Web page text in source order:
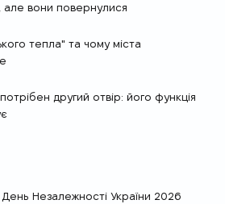
вони повернулися
тепла" та чому міста
другий отвір: його функція
Незалежності України 2026